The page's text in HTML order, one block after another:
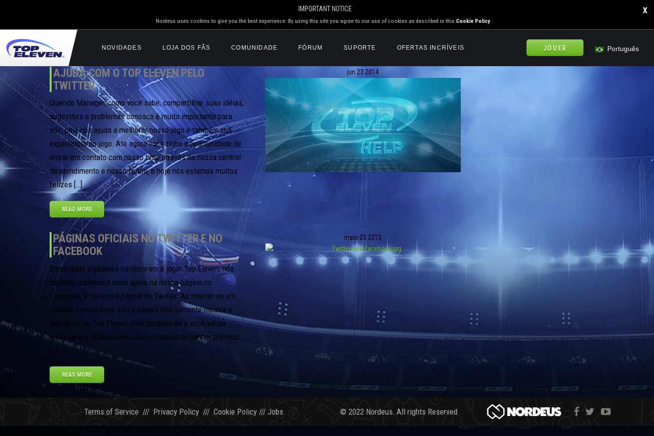
X
IMPORTANT NOTICE
Nordeus uses cookies to give you the best experience. By using this site you agree to our use of cookies as described in this Cookie Policy.
JOUER Português
NOVIDADES LOJA DOS FÃS COMUNIDADE FÓRUM SUPORTE OFERTAS INCRÍVEIS
AJUDA COM O TOP ELEVEN PELO
TWITTER
Querido Manager, como você sabe, compartilhar suas idéias,
sugestões e problemas conosco é muito importante para
nós, pois nos ajuda a melhorar nosso jogo e também sua
experiência no jogo. Até agora você tinha a oportunidade de
entrar em contato com nosso time através da nossa central
de atendimento e nosso fórum, e hoje nós estamos muitos
felizes […]
READ MORE
jun 23 2014
PÁGINAS OFICIAIS NO TWITTER E NO
FACEBOOK
Como mais jogadores começaram a jogar Top Eleven, nós
também ganhamos mais apoio na nossa página no
Facebook, e na nossa página no Twitter. Ao manter-se em
contato conosco por estes canais não somente mostra o
seu apoio ao Top Eleven, mas também dá a você várias
vantagens e atualizações, com chances de ganhar prêmios.
READ MORE
maio 03 2013
Terms of Service/// Privacy Policy/// Cookie Policy/// Jobs © 2022 Nordeus. All rights Reserved